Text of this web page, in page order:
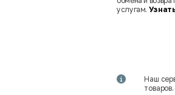
услугам.
Наш